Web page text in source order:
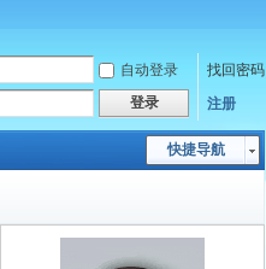
自动登录
找回密码
登录 注册
快捷导航